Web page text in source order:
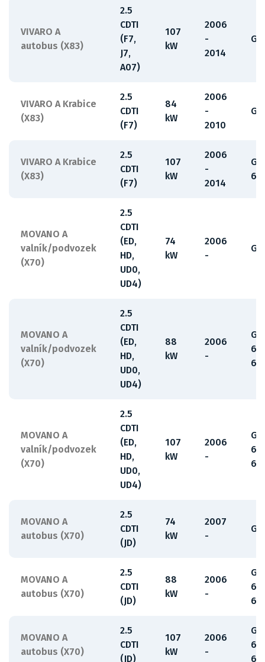
VIVARO A
autobus (X83)
2.5
CDTI
(F7,
J7,
A07)
107
kW
2006
-
2014
VIVARO A Krabice
(X83)
2.5
CDTI
(F7)
84
kW
2006
-
2010
VIVARO A Krabice
(X83)
2.5
CDTI
(F7)
107
kW
2006
-
2014
MOVANO A
valník/podvozek
(X70)
2.5
CDTI
(ED,
HD,
UD0,
UD4)
74
kW
2006
-
MOVANO A
valník/podvozek
(X70)
2.5
CDTI
(ED,
HD,
UD0,
UD4)
88
kW
2006
-
MOVANO A
valník/podvozek
(X70)
2.5
CDTI
(ED,
HD,
UD0,
UD4)
107
kW
2006
-
MOVANO A
autobus (X70)
2.5
CDTI
(JD)
74
kW
2007
-
MOVANO A
autobus (X70)
2.5
CDTI
(JD)
88
kW
2006
-
MOVANO A
autobus (X70)
2.5
CDTI
(JD)
107
kW
2006
-